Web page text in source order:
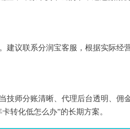
建议联系分润宝客服，根据实际经
技师分账清晰、代理后台透明、佣
转化低怎么办”的长期方案。